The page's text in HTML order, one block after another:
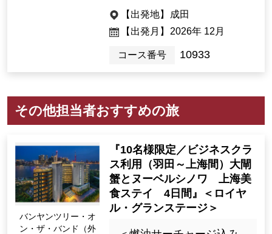
【出発地】
成田
【出発月】 2026年 12月
コース番号 10933
その他担当者おすすめの旅
バンヤンツリー・オ
ン・ザ・バンド（外
『10名様限定／ビジネスクラ
ス利用（羽田～上海間）大閘
蟹とヌーベルシノワ 上海美
食ステイ 4日間』＜ロイヤ
ル・グランステージ＞